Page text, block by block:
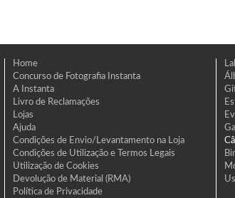
Home
Concurso de Fotografia Instanta
A Instanta
Livro de Reclamações
Lojas
Ajuda
Condições de Envio/Levantamento na Loja
Condições de Utilização e Termos Legais
Utilização de Cookies
Devolução de Material (RMA)
Política de Privacidade